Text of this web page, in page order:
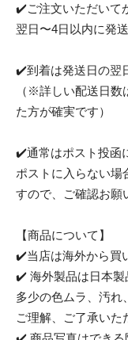
✔️ご注文いただいて
翌日〜4日以内に発
✔️到着は発送日の翌
（※詳しい配送日数
た方が確実です）
✔️通常はポスト投函
ポストに入らない場
すので、ご確認お願
【商品について】
✔️当店は海外から買
✔️ 海外製品は日本製
多少の色ムラ、汚れ
ご理解、ご了承いた